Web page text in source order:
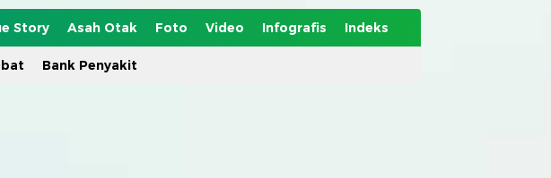
Story Asah Otak Foto Video Infografis Indeks
Bank Penyakit